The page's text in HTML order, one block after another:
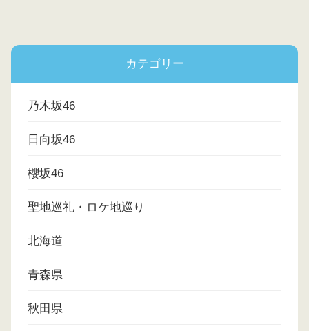
カテゴリー
乃木坂46
日向坂46
櫻坂46
聖地巡礼・ロケ地巡り
北海道
青森県
秋田県